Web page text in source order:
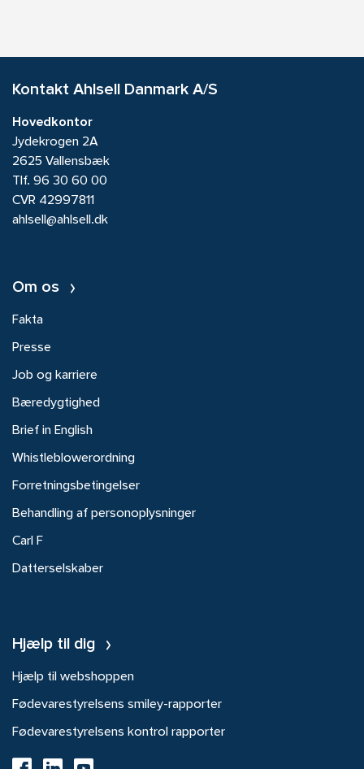
Kontakt Ahlsell Danmark A/S
Hovedkontor
Jydekrogen 2A
2625 Vallensbæk
Tlf. 96 30 60 00
CVR 42997811
ahlsell@ahlsell.dk
Om os
Fakta
Presse
Job og karriere
Bæredygtighed
Brief in English
Whistleblowerordning
Forretningsbetingelser
Behandling af personoplysninger
Carl F
Datterselskaber
Hjælp til dig
Hjælp til webshoppen
Fødevarestyrelsens smiley-rapporter
Fødevarestyrelsens kontrol rapporter